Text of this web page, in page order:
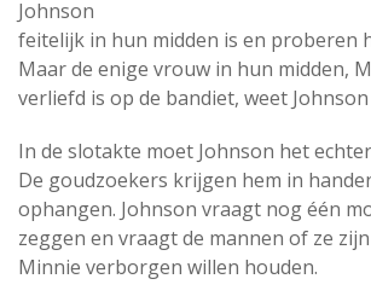
Johnson
feitelijk in hun midden is en proberen
Maar de enige vrouw in hun midden,
verliefd is op de bandiet, weet
In de slotakte moet Johnson het
De goudzoekers krijgen hem in
ophangen. Johnson vraagt nog één
zeggen en vraagt de mannen of ze
Minnie verborgen willen houden.